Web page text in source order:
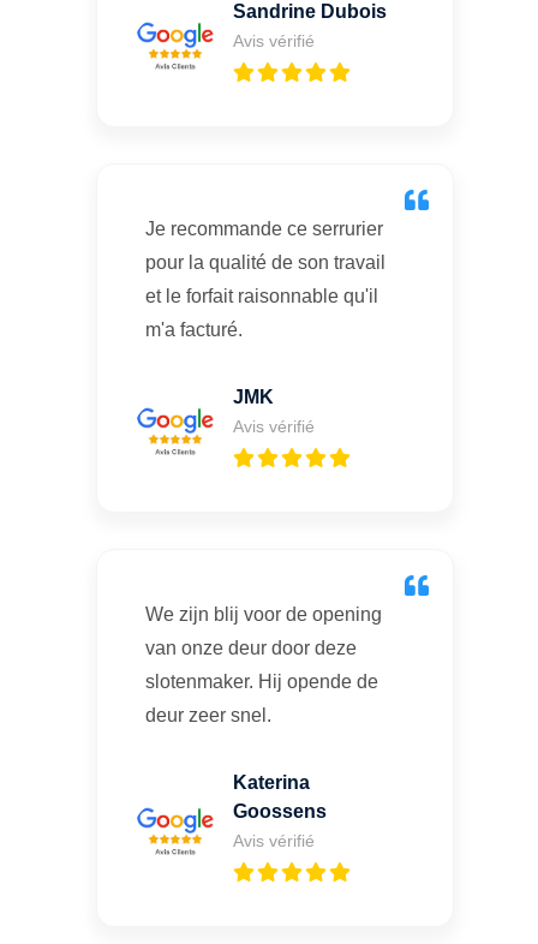
Sandrine Dubois
Avis vérifié
Je recommande ce serrurier
pour la qualité de son travail
et le forfait raisonnable qu'il
m'a facturé.
JMK
Avis vérifié
We zijn blij voor de opening
van onze deur door deze
slotenmaker. Hij opende de
deur zeer snel.
Katerina
Goossens
Avis vérifié